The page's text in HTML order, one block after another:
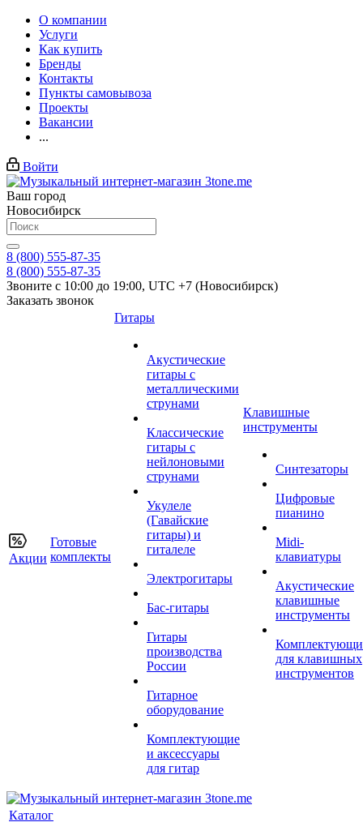
О компании
Услуги
Как купить
Бренды
Контакты
Пункты самовывоза
Проекты
Вакансии
...
Войти
Ваш город
Новосибирск
8 (800) 555-87-35
8 (800) 555-87-35
Звоните с 10:00 до 19:00, UTC +7 (Новосибирск)
Заказать звонок
Акции
Готовые
комплекты
Гитары
Акустические
гитары с
металлическими
струнами
Классические
гитары с
нейлоновыми
струнами
Укулеле
(Гавайские
гитары) и
гиталеле
Электрогитары
Бас-гитары
Гитары
производства
России
Гитарное
оборудование
Комплектующие
и аксессуары
для гитар
Клавишные
инструменты
Синтезаторы
Цифровые
пианино
Midi-
клавиатуры
Акустические
клавишные
инструменты
для клавишных
инструментов
Каталог